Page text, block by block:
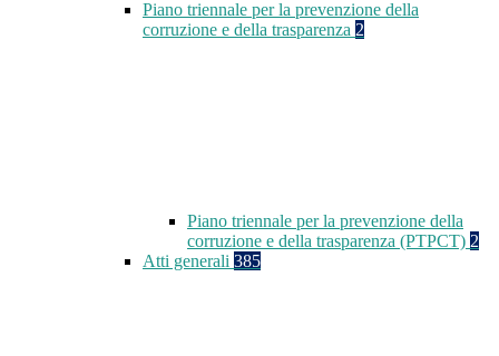
Piano triennale per la prevenzione della
corruzione e della trasparenza 2
Piano triennale per la prevenzione della
corruzione e della trasparenza (PTPCT) 2
Atti generali 385